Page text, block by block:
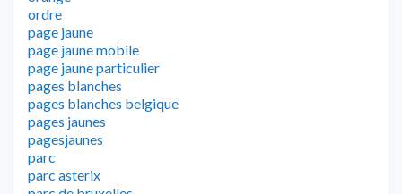
ordre
page jaune
page jaune mobile
page jaune particulier
pages blanches
pages blanches belgique
pages jaunes
pagesjaunes
parc
parc asterix